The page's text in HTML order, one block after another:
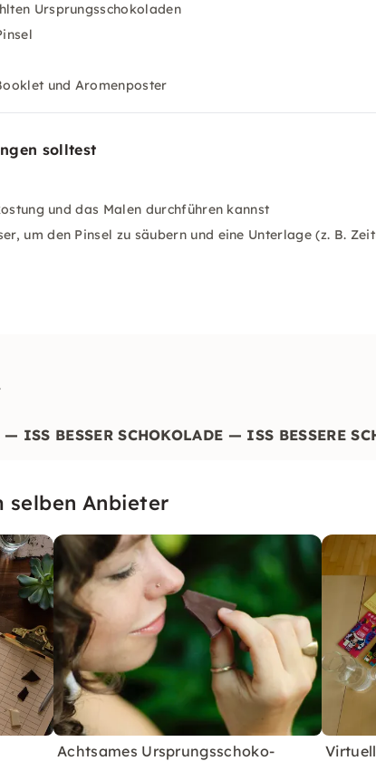
Ursprungsschokoladen
und Aromenposter
solltest
und das Malen durchführen kannst
um den Pinsel zu säubern und eine Unterlage (z. B.
— ISS BESSER SCHOKOLADE — ISS BESSERE
selben Anbieter
Achtsames Ursprungsschoko-